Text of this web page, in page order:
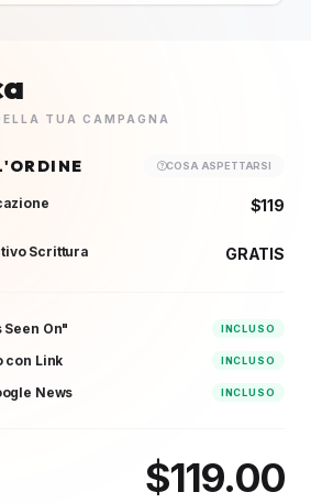
TUA CAMPAGNA
COSA ASPETTARSI
$119
Scrittura GRATIS
On" INCLUSO
con Link INCLUSO
News INCLUSO
$119.00